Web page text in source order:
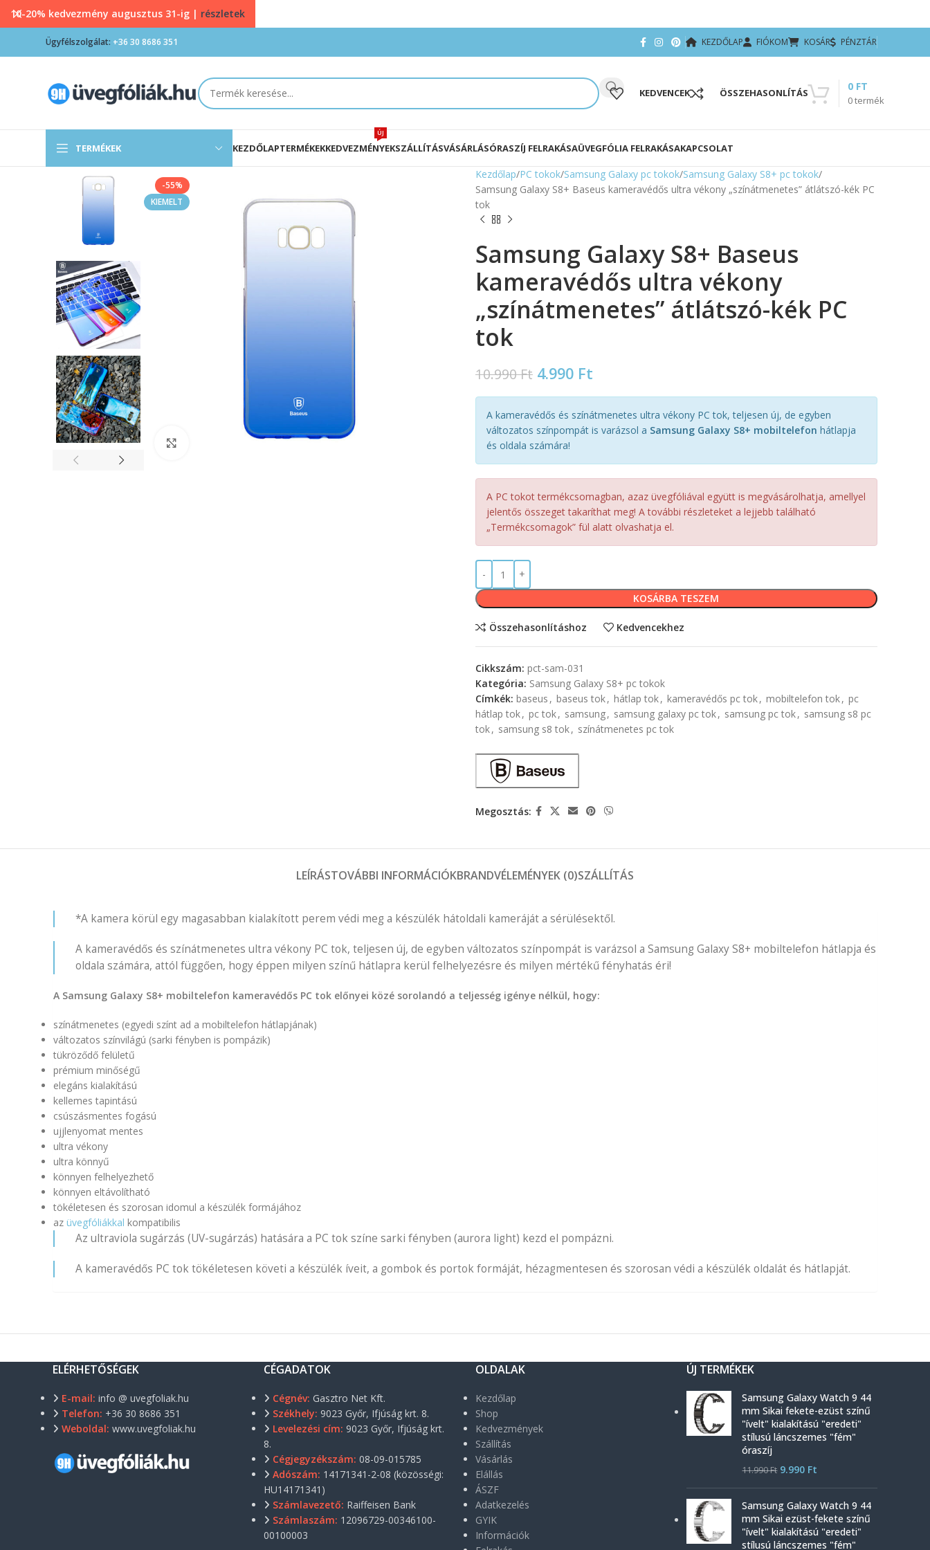
Ügyfélszolgálat: +36 30 8686 351 KEZDŐLAP FIÓKOM KOSÁR PÉNZTÁR
KEDVENCEK ÖSSZEHASONLÍTÁS
0termék
0 FT
TERMÉKEK KEZDŐLAPTERMÉKEKKEDVEZMÉNYEK
ÚJ
SZÁLLÍTÁSVÁSÁRLÁSÓRASZÍJ FELRAKÁSAÜVEGFÓLIA FELRAKÁSAKAPCSOLAT
-55%
KIEMELT
Kezdőlap PC tokok Samsung Galaxy pc tokok Samsung Galaxy S8+ pc tokok
Samsung Galaxy S8+ Baseus kameravédős ultra vékony „színátmenetes” átlátszó-kék PC
tok
Samsung Galaxy S8+ Baseus
kameravédős ultra vékony
„színátmenetes” átlátszó-kék PC
tok
10.990Ft 4.990 Ft
A kameravédős és színátmenetes ultra vékony PC tok, teljesen új, de egyben
változatos színpompát is varázsol a Samsung Galaxy S8+ mobiltelefon hátlapja
és oldala számára!
A PC tokot termékcsomagban, azaz üvegfóliával együtt is megvásárolhatja, amellyel
jelentős összeget takaríthat meg! A további részleteket a lejjebb található
„Termékcsomagok” fül alatt olvashatja el.
KOSÁRBA TESZEM
Összehasonlításhoz Kedvencekhez
Cikkszám: pct-sam-031
Kategória: Samsung Galaxy S8+ pc tokok
Címkék: baseus , baseus tok, hátlap tok, kameravédős pc tok, mobiltelefon tok, pc
hátlap tok, pc tok, samsung, samsung galaxy pc tok, samsung pc tok, samsung s8 pc
tok, samsung s8 tok, színátmenetes pc tok
Megosztás:
LEÍRÁSTOVÁBBI INFORMÁCIÓKBRANDVÉLEMÉNYEK (0)SZÁLLÍTÁS
*A kamera körül egy magasabban kialakított perem védi meg a készülék hátoldali kameráját a sérülésektől.
A kameravédős és színátmenetes ultra vékony PC tok, teljesen új, de egyben változatos színpompát is varázsol a Samsung Galaxy S8+ mobiltelefon hátlapja és
oldala számára, attól függően, hogy éppen milyen színű hátlapra kerül felhelyezésre és milyen mértékű fényhatás éri!
A Samsung Galaxy S8+ mobiltelefon kameravédős PC tok előnyei közé sorolandó a teljesség igénye nélkül, hogy:
színátmenetes (egyedi színt ad a mobiltelefon hátlapjának)
változatos színvilágú (sarki fényben is pompázik)
tükröződő felületű
prémium minőségű
elegáns kialakítású
kellemes tapintású
csúszásmentes fogású
ujjlenyomat mentes
ultra vékony
ultra könnyű
könnyen felhelyezhető
könnyen eltávolítható
tökéletesen és szorosan idomul a készülék formájához
az üvegfóliákkal kompatibilis
Az ultraviola sugárzás (UV-sugárzás) hatására a PC tok színe sarki fényben (aurora light) kezd el pompázni.
A kameravédős PC tok tökéletesen követi a készülék íveit, a gombok és portok formáját, hézagmentesen és szorosan védi a készülék oldalát és hátlapját.
ELÉRHETŐSÉGEK
E-mail: info @ uvegfoliak.hu
Telefon: +36 30 8686 351
Weboldal: www.uvegfoliak.hu
CÉGADATOK
Cégnév: Gasztro Net Kft.
Székhely: 9023 Győr, Ifjúság krt. 8.
Levelezési cím: 9023 Győr, Ifjúság krt.
8.
Cégjegyzékszám: 08-09-015785
Adószám: 14171341-2-08 (közösségi:
HU14171341)
Számlavezető: Raiffeisen Bank
Számlaszám: 12096729-00346100-
00100003
OLDALAK
Kezdőlap
Shop
Kedvezmények
Szállítás
Vásárlás
Elállás
ÁSZF
Adatkezelés
GYIK
Információk
ÚJ TERMÉKEK
Samsung Galaxy Watch 9 44
mm Sikai fekete-ezüst színű
"ívelt" kialakítású "eredeti"
stílusú láncszemes "fém"
óraszíj
11.990Ft 9.990 Ft
Samsung Galaxy Watch 9 44
mm Sikai ezüst-fekete színű
"ívelt" kialakítású "eredeti"
stílusú láncszemes "fém"
10-20% kedvezmény augusztus 31-ig | részletek